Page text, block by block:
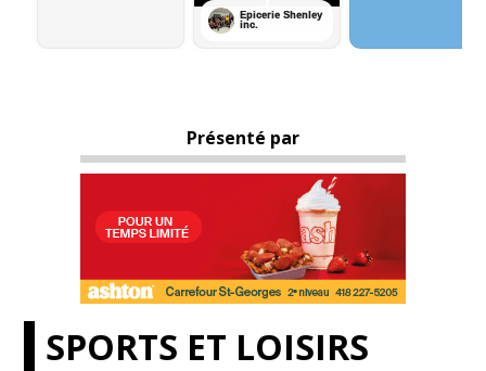
Présenté par
SPORTS ET LOISIRS